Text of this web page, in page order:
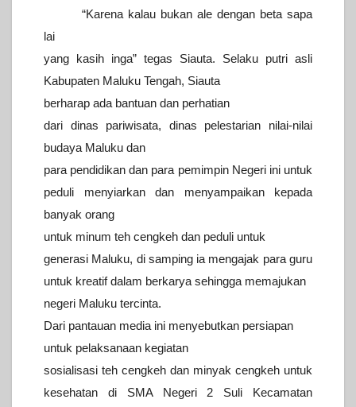
“Karena kalau bukan ale dengan beta sapa
lai
yang kasih inga” tegas Siauta.
Selaku putri asli
Kabupaten Maluku Tengah, Siauta
berharap ada bantuan dan perhatian
dari dinas pariwisata, dinas pelestarian nilai-nilai
budaya Maluku dan
para pendidikan dan para pemimpin Negeri ini untuk
peduli menyiarkan dan menyampaikan kepada
banyak orang
untuk minum teh cengkeh dan peduli untuk
generasi Maluku, di samping ia mengajak para guru
untuk kreatif dalam berkarya sehingga memajukan
negeri Maluku tercinta.
Dari pantauan media ini menyebutkan persiapan
untuk pelaksanaan kegiatan
sosialisasi teh cengkeh dan minyak cengkeh untuk
kesehatan di
SMA Negeri 2 Suli Kecamatan